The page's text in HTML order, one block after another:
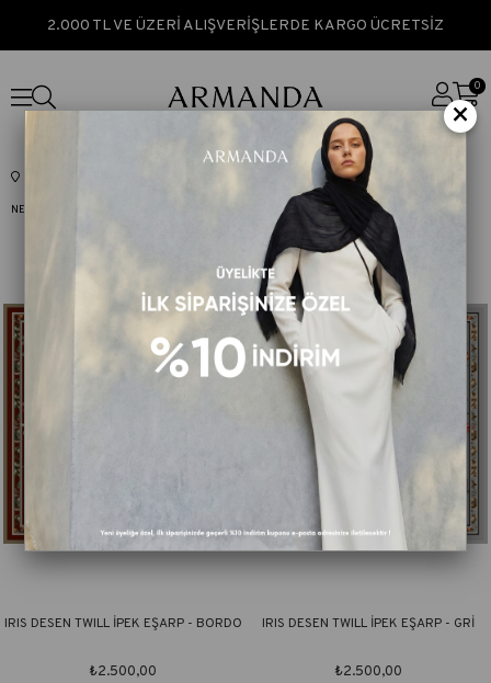
2.000 TL VE ÜZERİ ALIŞVERİŞLERDE KARGO ÜCRETSİZ
0
DESENLİ TWİLL İPEK EŞARP
NEW SEASONS TWILL İPEK EŞARP IRIS DESEN TWILL İPEK EŞARP
IRIS DESEN TWILL İPEK EŞARP - BORDO
₺2.500,00
IRIS DESEN TWILL İPEK EŞARP - GRİ
₺2.500,00
×